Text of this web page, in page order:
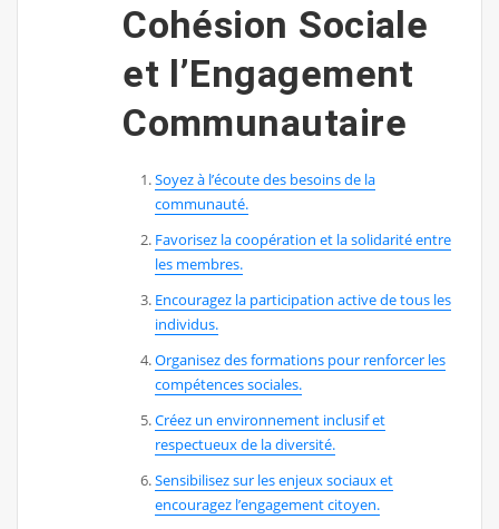
Cohésion Sociale
et l’Engagement
Communautaire
Soyez à l’écoute des besoins de la
communauté.
Favorisez la coopération et la solidarité entre
les membres.
Encouragez la participation active de tous les
individus.
Organisez des formations pour renforcer les
compétences sociales.
Créez un environnement inclusif et
respectueux de la diversité.
Sensibilisez sur les enjeux sociaux et
encouragez l’engagement citoyen.